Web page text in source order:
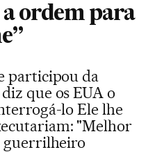
ordem para
participou da
que os EUA o
lo Ele lhe
"Melhor
guerrilheiro